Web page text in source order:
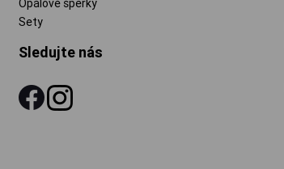
Opálové šperky
Sety
Sledujte nás